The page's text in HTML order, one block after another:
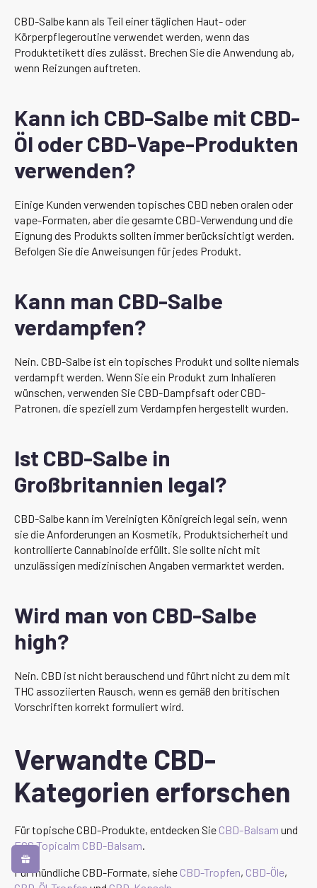
CBD-Salbe kann als Teil einer täglichen Haut- oder
Körperpflegeroutine verwendet werden, wenn das
Produktetikett dies zulässt. Brechen Sie die Anwendung ab,
wenn Reizungen auftreten.
Kann ich CBD-Salbe mit CBD-
Öl oder CBD-Vape-Produkten
verwenden?
Einige Kunden verwenden topisches CBD neben oralen oder
vape-Formaten, aber die gesamte CBD-Verwendung und die
Eignung des Produkts sollten immer berücksichtigt werden.
Befolgen Sie die Anweisungen für jedes Produkt.
Kann man CBD-Salbe
verdampfen?
Nein. CBD-Salbe ist ein topisches Produkt und sollte niemals
verdampft werden. Wenn Sie ein Produkt zum Inhalieren
wünschen, verwenden Sie CBD-Dampfsaft oder CBD-
Patronen, die speziell zum Verdampfen hergestellt wurden.
Ist CBD-Salbe in
Großbritannien legal?
CBD-Salbe kann im Vereinigten Königreich legal sein, wenn
sie die Anforderungen an Kosmetik, Produktsicherheit und
kontrollierte Cannabinoide erfüllt. Sie sollte nicht mit
unzulässigen medizinischen Angaben vermarktet werden.
Wird man von CBD-Salbe
high?
Nein. CBD ist nicht berauschend und führt nicht zu dem mit
THC assoziierten Rausch, wenn es gemäß den britischen
Vorschriften korrekt formuliert wird.
Verwandte CBD-
Kategorien erforschen
Für topische CBD-Produkte, entdecken Sie CBD-Balsam und
ECS Topicalm CBD-Balsam.
Für mündliche CBD-Formate, siehe CBD-Tropfen, CBD-Öle,